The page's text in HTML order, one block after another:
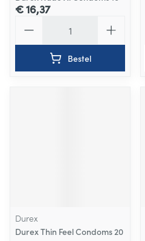
€ 16,37
Bestel
Durex
Durex Thin Feel Condoms 20